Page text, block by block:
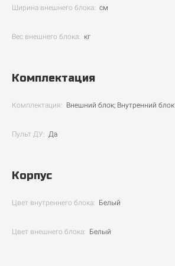
Ширина внешнего блока: см
Вес внешнего блока: кг
Комплектация
Комплектация: Внешний блок; Внутренний блок
Пульт ДУ: Да
Корпус
Цвет внутреннего блока: Белый
Цвет внешнего блока: Белый